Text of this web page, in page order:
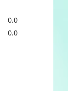
0.0
0.0